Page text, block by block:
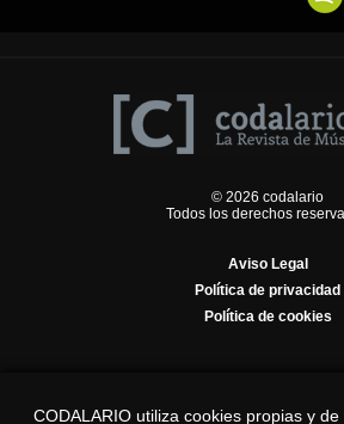
© 2026 codalario
Todos los derechos
Aviso Legal
Política de privacidad
Política de cookies
CODALARIO utiliza cookies propias y